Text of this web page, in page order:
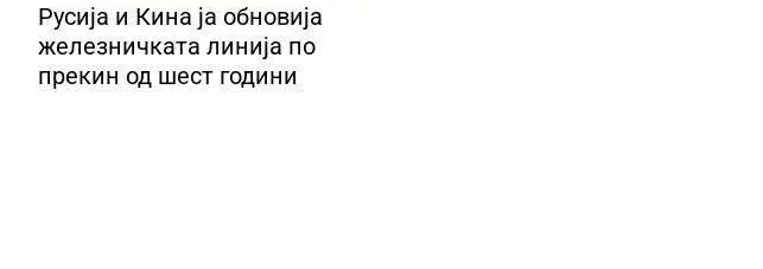
Русија и Кина ја обновија
железничката линија по
прекин од шест години